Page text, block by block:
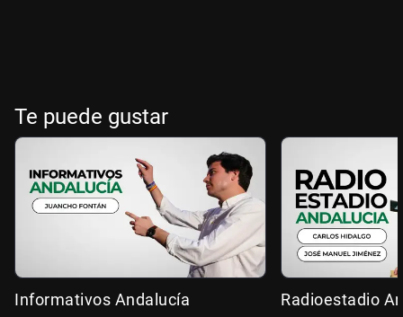
Te puede gustar
Informativos Andalucía Radioestadio